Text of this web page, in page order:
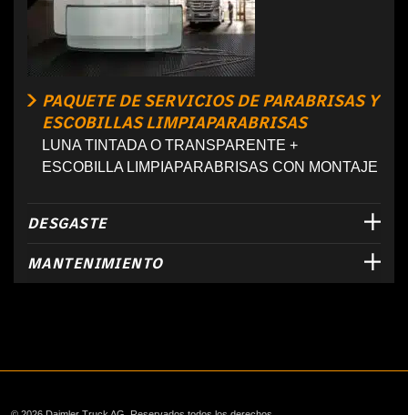
PAQUETE DE SERVICIOS DE PARABRISAS Y
ESCOBILLAS LIMPIAPARABRISAS
LUNA TINTADA O TRANSPARENTE +
ESCOBILLA LIMPIAPARABRISAS CON MONTAJE
DESGASTE
MANTENIMIENTO